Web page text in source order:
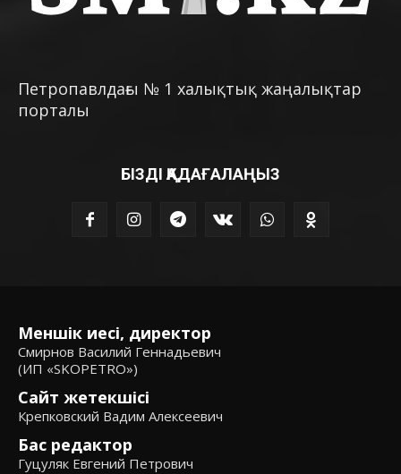
Петропавлдағы № 1 халықтық жаңалықтар
порталы
БІЗДІ ҚАДАҒАЛАҢЫЗ
Меншік иесі, директор
Смирнов Василий Геннадьевич
(ИП «SKOPETRO»)
Сайт жетекшісі
Крепковский Вадим Алексеевич
Бас редактор
Гуцуляк Евгений Петрович